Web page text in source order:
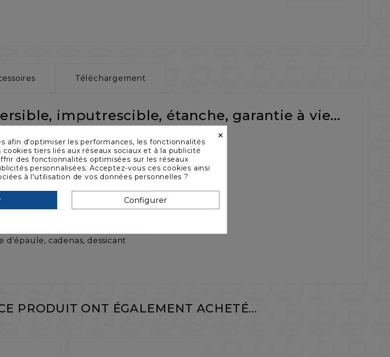
Téléchargement
imputrescible, étanche, garantie à vie...
valve automatique d'équilibrage de pression
d'épaule, cadenas, dessicant
PRODUIT ONT ÉGALEMENT ACHETÉ...
×
afin d'optimiser les performances, les fonctionnalités
cookies tiers liés aux réseaux sociaux et à la publicité
des fonctionnalités optimisées sur les réseaux
personnalisées. Acceptez-vous ces cookies ainsi
à l'utilisation de vos données personnelles ?
Configurer